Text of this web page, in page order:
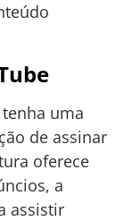
uma
de assinar
oferece
a
assistir